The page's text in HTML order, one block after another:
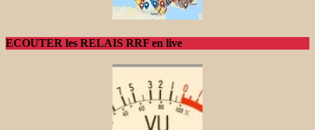
ECOUTER les RELAIS RRF en live